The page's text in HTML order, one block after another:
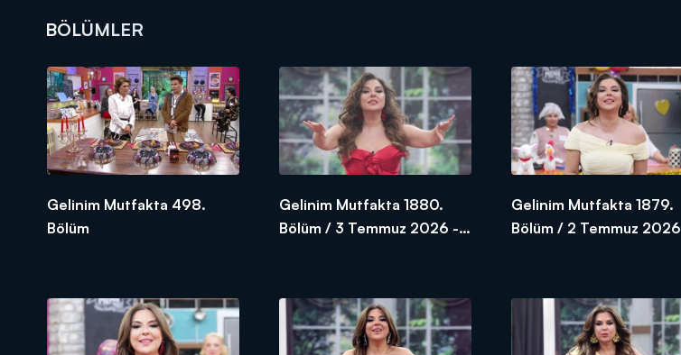
Gelinim Mutfakta, yeni bölümleriyle hafta içi her gün Kanal D'de!
BÖLÜMLER
Gelinim Mutfakta 498.
Bölüm
Gelinim Mutfakta 1880.
Bölüm / 3 Temmuz 2026 -
Gelinim Mutfakta 1879.
Bölüm / 2 Temmuz 2026